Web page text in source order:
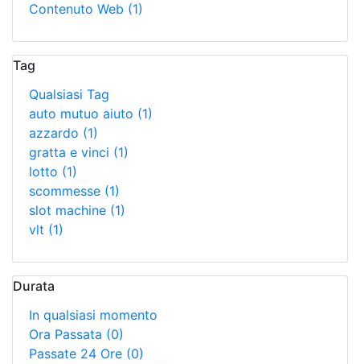
Contenuto Web (1)
Tag
Qualsiasi Tag
auto mutuo aiuto (1)
azzardo (1)
gratta e vinci (1)
lotto (1)
scommesse (1)
slot machine (1)
vlt (1)
Durata
In qualsiasi momento
Ora Passata (0)
Passate 24 Ore (0)